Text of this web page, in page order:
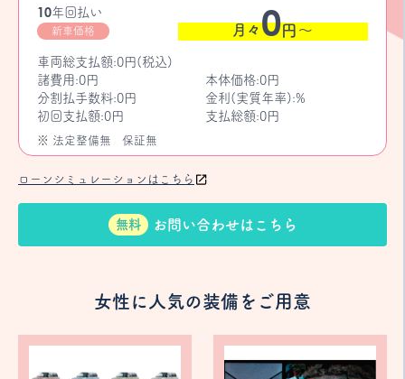
10年回払い
新車価格 月々0円〜
車両総支払額:0円(税込)
諸費用:0円
本体価格:0円
分割払手数料:0円
金利(実質年率):%
初回支払額:0円
支払総額:0円
※ 法定整備無保証無
ローンシミュレーションはこちら
無料 お問い合わせはこちら
女性に人気の装備をご用意